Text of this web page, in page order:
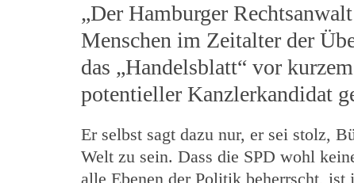
„Der Hamburger
Menschen im Zeitalter der
das „Handelsblatt“ vor
potentieller Kanzlerkandidat
Er selbst sagt dazu nur, er sei stolz,
Welt zu sein. Dass die SPD wohl
alle Ebenen der Politik beherrscht,